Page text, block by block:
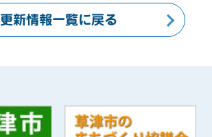
更新情報一覧に戻る